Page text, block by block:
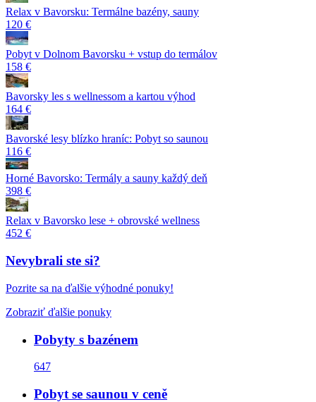
Relax v Bavorsku: Termálne bazény, sauny
120 €
Pobyt v Dolnom Bavorsku + vstup do termálov
158 €
Bavorsky les s wellnessom a kartou výhod
164 €
Bavorské lesy blízko hraníc: Pobyt so saunou
116 €
Horné Bavorsko: Termály a sauny každý deň
398 €
Relax v Bavorsko lese + obrovské wellness
452 €
Nevybrali ste si?
Pozrite sa na ďalšie výhodné ponuky!
Zobraziť ďalšie ponuky
Pobyty s bazénem
647
Pobyt se saunou v ceně